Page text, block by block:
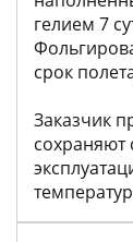
гелием 7
срок
Заказчик